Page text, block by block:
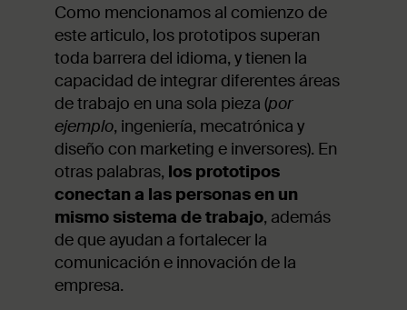
Como mencionamos al comienzo de
este articulo, los prototipos superan
toda barrera del idioma, y tienen la
capacidad de integrar diferentes áreas
de trabajo en una sola pieza (por
ejemplo, ingeniería, mecatrónica y
diseño con marketing e inversores). En
otras palabras, los prototipos
conectan a las personas en un
mismo sistema de trabajo, además
de que ayudan a fortalecer la
comunicación e innovación de la
empresa.